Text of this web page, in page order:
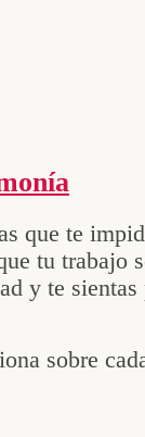
que te
tu trabajo
y te sientas
sobre